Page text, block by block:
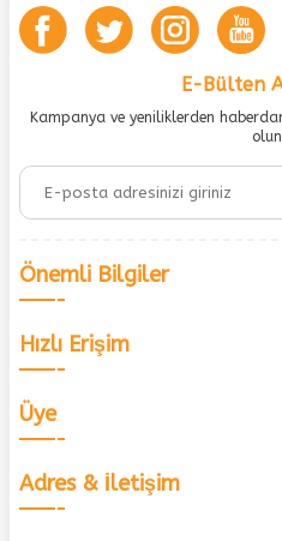
E-Bülten
Kampanya ve yeniliklerden
Önemli Bilgiler
Hızlı Erişim
Üye
Adres & İletişim